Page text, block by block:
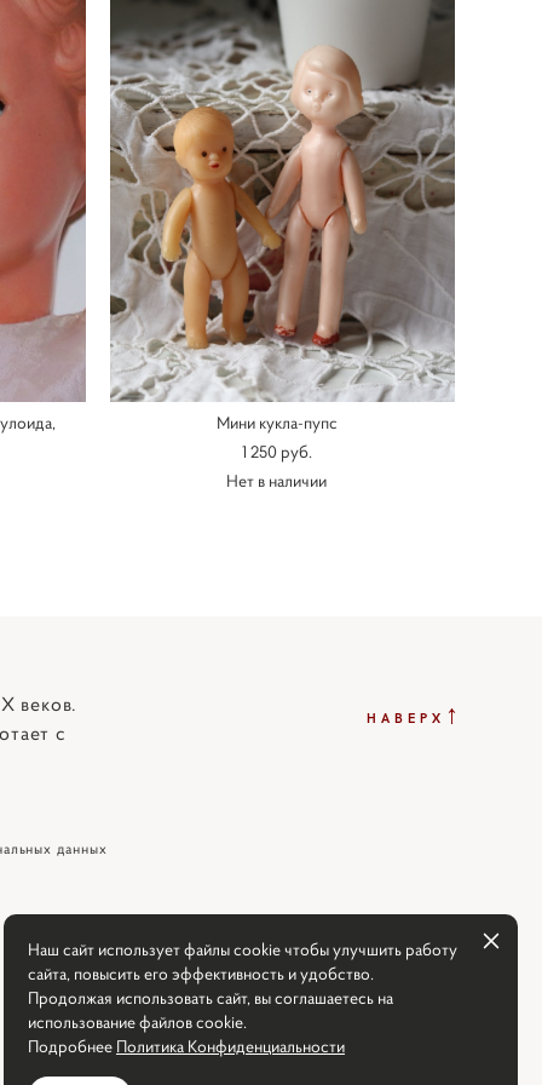
Мини кукла-пупс
1 250 pуб.
Нет в наличии
веков.
с
НАВЕРХ ↑
данных
Наш сайт использует файлы cookie чтобы улучшить работу
сайта, повысить его эффективность и удобство.
Продолжая использовать сайт, вы соглашаетесь на
использование файлов cookie.
Подробнее Политика Конфиденциальности